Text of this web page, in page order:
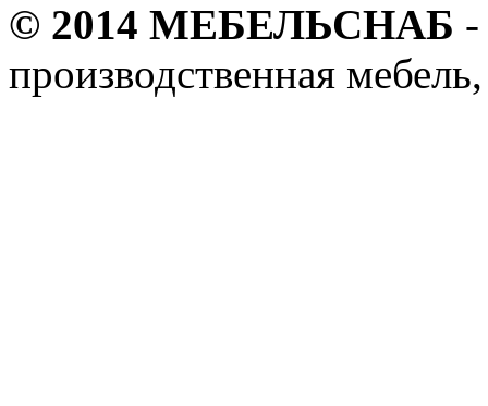
© 2014 МЕБЕЛЬСНАБ -
производственная